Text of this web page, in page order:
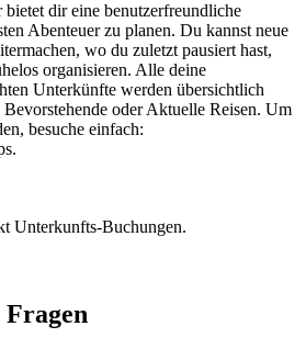
bietet dir eine benutzerfreundliche
Abenteuer zu planen. Du kannst neue
wo du zuletzt pausiert hast,
organisieren. Alle deine
Unterkünfte werden übersichtlich
oder Aktuelle Reisen. Um
besuche einfach:
Unterkunfts-Buchungen.